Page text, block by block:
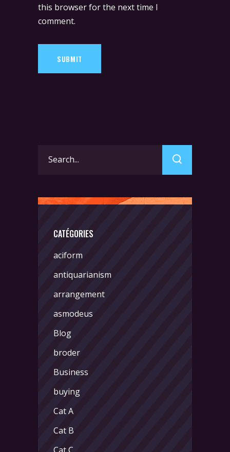
this browser for the next time I
comment.
SUBMIT
for:
CATÉGORIES
aciform
antiquarianism
arrangement
asmodeus
Blog
broder
Business
buying
Cat A
Cat B